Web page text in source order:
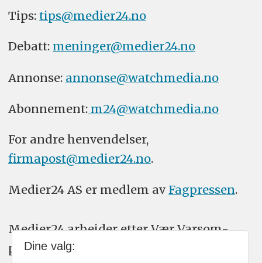
Tips: tips@medier24.no
Debatt: meninger@medier24.no
Annonse: annonse@watchmedia.no
Abonnement:m24@watchmedia.no
For andre henvendelser,
firmapost@medier24.no.
Medier24 AS er medlem av Fagpressen.
Medier24 arbeider etter Vær Varsom-
plakatens regler for god presseskikk.
Dine valg: